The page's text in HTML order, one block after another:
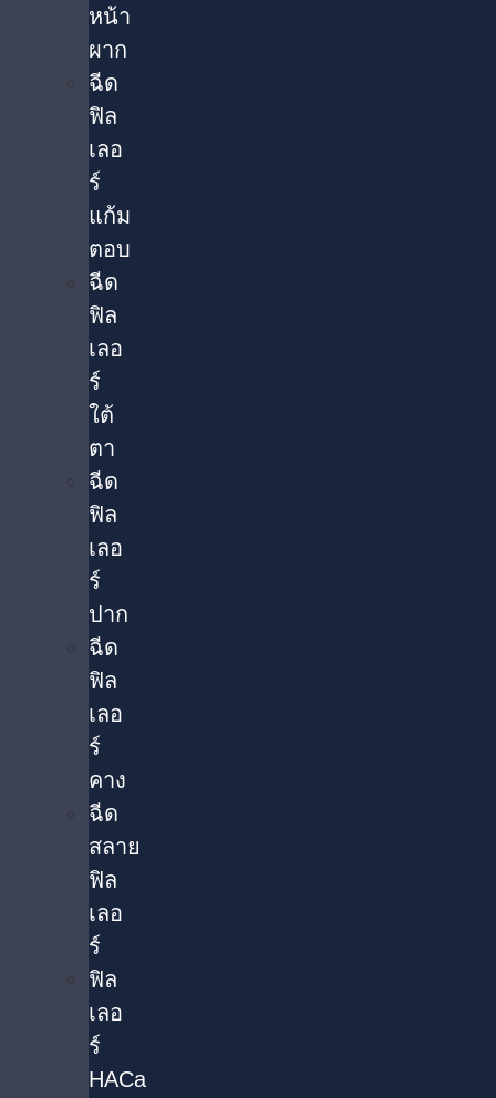
หน้า
ผาก
ฉีด
ฟิล
เลอ
ร์
แก้ม
ตอบ
ฉีด
ฟิล
เลอ
ร์
ใต้
ตา​
ฉีด
ฟิล
เลอ
ร์
ปาก
ฉีด
ฟิล
เลอ
ร์
คาง
ฉีด
สลาย
ฟิล
เลอ
ร์
ฟิล
เลอ
ร์
HACa